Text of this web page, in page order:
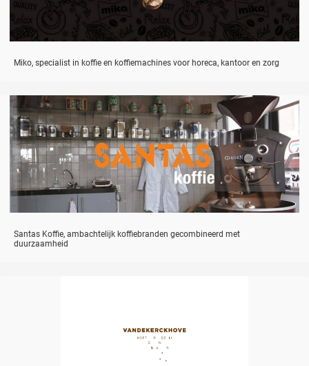
Miko, specialist in koffie en koffiemachines voor horeca, kantoor en zorg
Santas Koffie, ambachtelijk koffiebranden gecombineerd met
duurzaamheid